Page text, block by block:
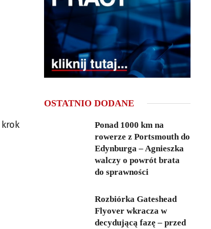
OSTATNIO DODANE
Ponad 1000 km na
rowerze z Portsmouth do
Edynburga – Agnieszka
walczy o powrót brata
do sprawności
Rozbiórka Gateshead
Flyover wkracza w
decydującą fazę – przed